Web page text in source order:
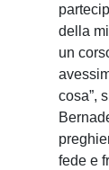
della
un
cosa”,
fede e